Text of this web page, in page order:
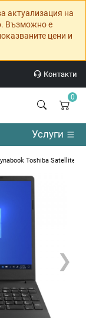
актуализация на
Възможно е
цени и
Контакти
0
Услуги
Toshiba Satellite
❯